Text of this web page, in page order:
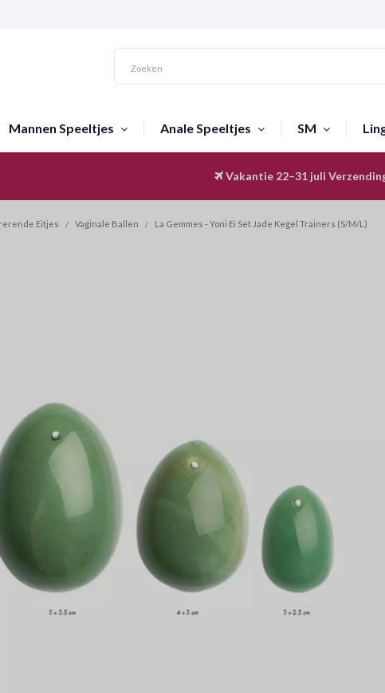
Mannen Speeltjes Anale Speeltjes SM
Discreet &
Vakantie 22–31 juli
Eitjes Vaginale Ballen La Gemmes - Yoni Ei Set Jade Kegel Trainers (S/M/L)